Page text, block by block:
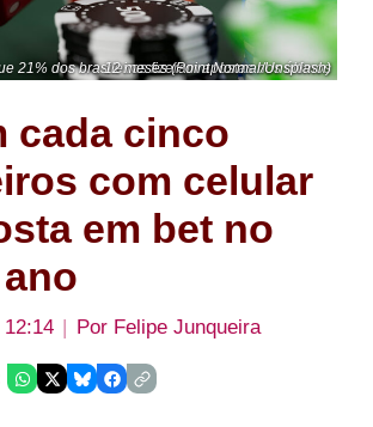
Pesquisa mostra que 21% dos brasileiros fizeram apostas nos últimos 12 meses (Point Normal/Unsplash)
cada cinco
com celular
em bet no
Por Felipe Junqueira